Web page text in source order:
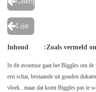
Lijst
Inhoud :Zoals vermeld
In dit avontuur gaat het Biggles om de
een schat, bestaande uit gouden
vloek...maar dat komt Biggles pas te